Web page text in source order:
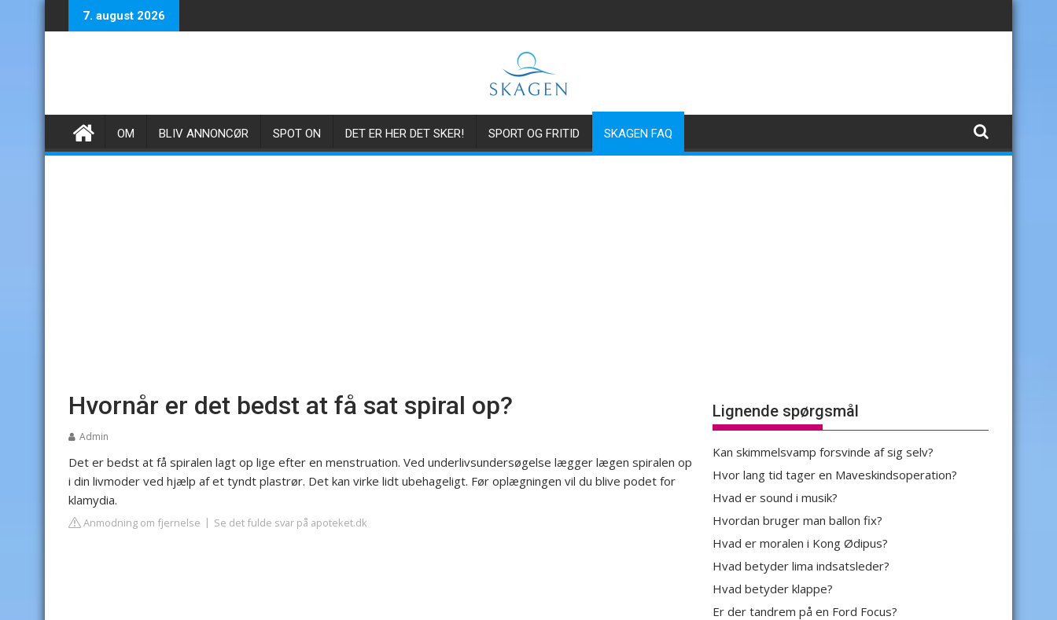
to
7. august 2026
OM BLIV ANNONCØR SPOT ON DET ER HER DET SKER! SPORT OG FRITID SKAGEN FAQ
Hvornår er det bedst at få sat spiral op?
Admin
Det er bedst at få spiralen lagt op lige efter en menstruation. Ved underlivsundersøgelse lægger lægen spiralen op
i din livmoder ved hjælp af et tyndt plastrør. Det kan virke lidt ubehageligt. Før oplægningen vil du blive podet for
klamydia.
Anmodning om fjernelse Se det fulde svar på apoteket.dk
Lignende spørgsmål
Kan skimmelsvamp forsvinde af sig selv?
Hvor lang tid tager en Maveskindsoperation?
Hvad er sound i musik?
Hvordan bruger man ballon fix?
Hvad er moralen i Kong Ødipus?
Hvad betyder lima indsatsleder?
Hvad betyder klappe?
Er der tandrem på en Ford Focus?